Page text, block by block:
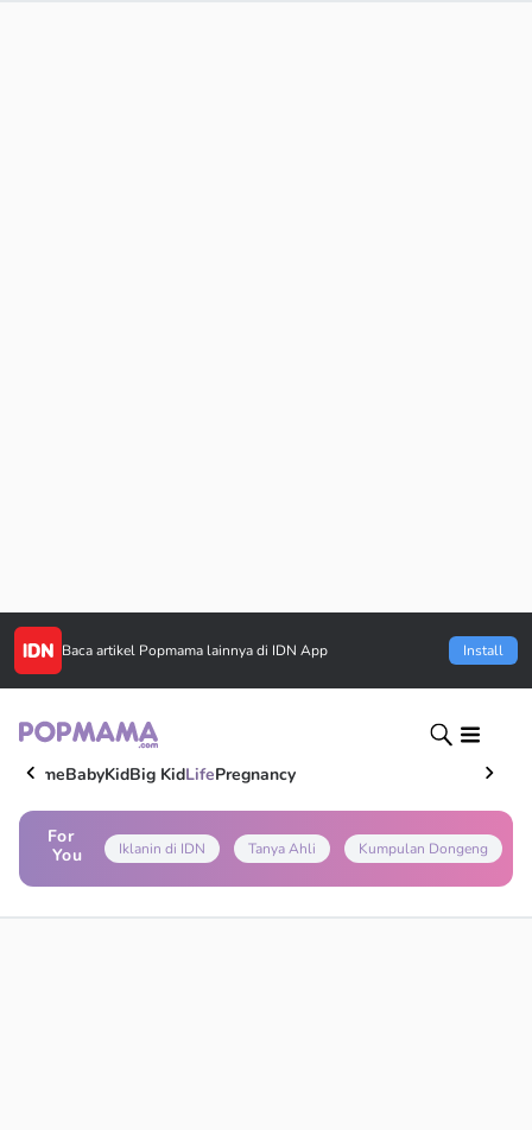
Baca artikel Popmama lainnya di IDN App Install
HomeBabyKidBig KidLifePregnancy
For
You
Iklanin di IDN Tanya Ahli Kumpulan Dongeng